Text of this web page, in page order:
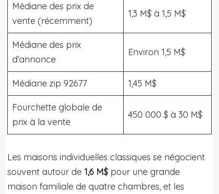
Médiane des prix de
vente (récemment)
1,3 M$ à 1,5 M$
Médiane des prix
d’annonce
Environ 1,5 M$
Médiane zip 92677 1,45 M$
Fourchette globale de
prix à la vente
450 000 $ à 30 M$
Les maisons individuelles classiques se négocient
souvent autour de 1,6 M$pour une grande
maison familiale de quatre chambres, et les